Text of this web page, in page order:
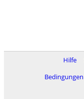
Hilfe
Bedingungen